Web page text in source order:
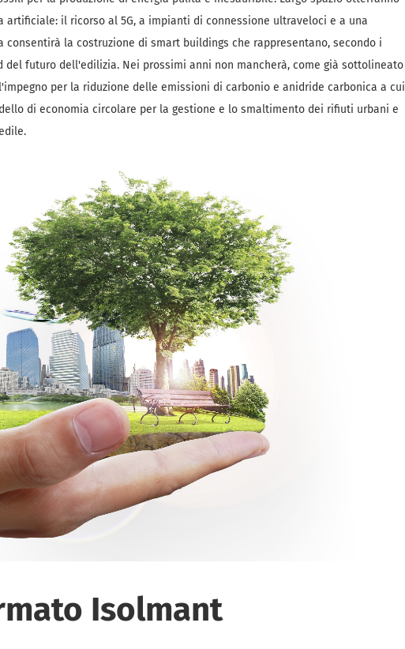
artificiale: il ricorso al 5G, a impianti di connessione ultraveloci e a una
consentirà la costruzione di smart buildings che rappresentano, secondo i
futuro dell'edilizia. Nei prossimi anni non mancherà, come già sottolineato
per la riduzione delle emissioni di carbonio e anidride carbonica a cui
di economia circolare per la gestione e lo smaltimento dei rifiuti urbani e
Isolmant